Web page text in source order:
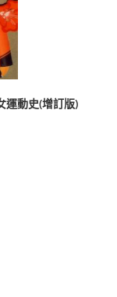
運動史(增訂版)